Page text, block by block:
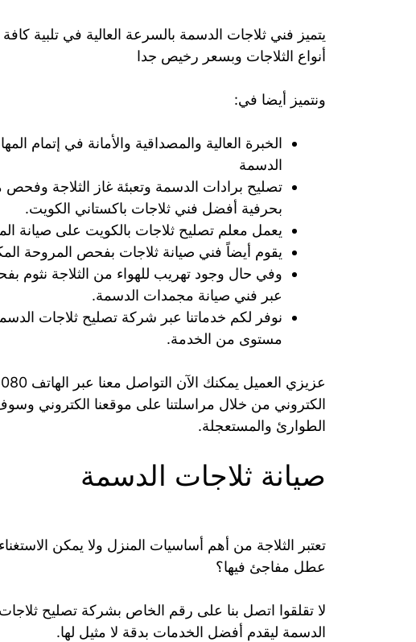
يتميز فني ثلاجات الدسمة بالسرعة العالية في تلبية
أنواع الثلاجات وبسعر رخيص جدا
ونتميز أيضا في:
الخبرة العالية والمصداقية والأمانة في إتمام
الدسمة
تصليح برادات الدسمة وتعبئة غاز الثلاجة
بحرفية أفضل فني ثلاجات باكستاني الكويت.
يعمل معلم تصليح ثلاجات بالكويت على صيانة
يقوم أيضاً فني صيانة ثلاجات بفحص المروحة
وفي حال وجود تهريب للهواء من الثلاجة نثوم
عبر فني صيانة مجمدات الدسمة.
نوفر لكم خدماتنا عبر شركة تصليح ثلاجات
مستوى من الخدمة.
الكتروني من خلال مراسلتنا على موقعنا الكتروني
الطوارئ والمستعجلة.
صيانة ثلاجات الدسمة
تعتبر الثلاجة من أهم أساسيات المنزل ولا يمكن
عطل مفاجئ فيها؟
لا تقلقوا اتصل بنا على رقم الخاص بشركة تصليح
الدسمة ليقدم أفضل الخدمات بدقة لا مثيل لها.